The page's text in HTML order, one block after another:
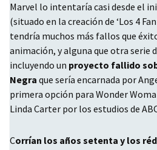
Marvel lo intentaría casi desde el
(situado en la creación de ‘Los 4
tendría muchos más fallos que
animación, y alguna que otra serie
incluyendo un proyecto fallido
Negra que sería encarnada por
primera opción para Wonder
Linda Carter por los estudios de
Corrían los años setenta y los